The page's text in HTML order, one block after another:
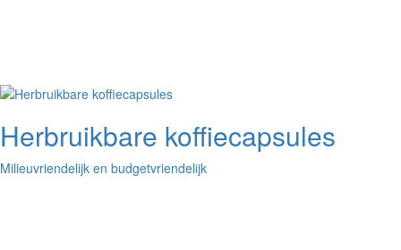
Herbruikbare koffiecapsules
Milieuvriendelijk en budgetvriendelijk